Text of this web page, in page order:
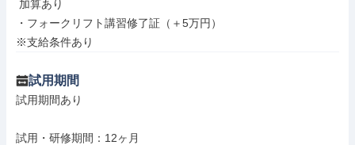
・フォークリフト講習修了証（＋5万円）
※支給条件あり
試用期間
試用期間あり
試用・研修期間：12ヶ月